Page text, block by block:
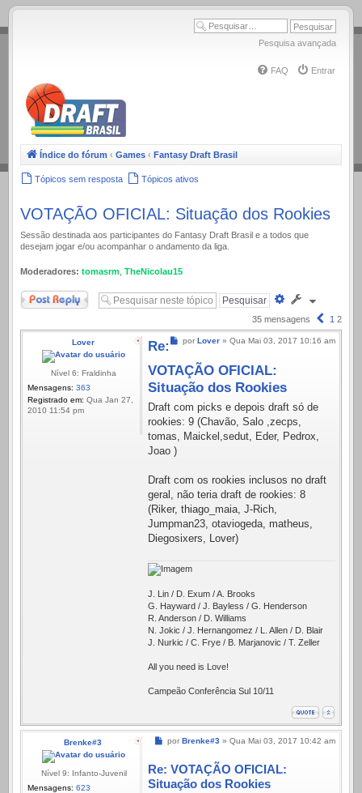
.
Pesquisa avançada
FAQ Entrar
Índice do fórum ‹ Games ‹ Fantasy Draft Brasil
Tópicos sem resposta Tópicos ativos
VOTAÇÃO OFICIAL: Situação dos Rookies
Sessão destinada aos participantes do Fantasy Draft Brasil e a todos que
desejam jogar e/ou acompanhar o andamento da liga.
Moderadores: tomasrm TheNicolau15
Responder
Pesquisa
avançada
35 mensagens Anterior
1 2
Lover
Nível 6: Fraldinha
Mensagens: 363
Registrado em: Qua Jan 27,
2010 11:54 pm
Mensagem
por Lover » Qua Mai 03, 2017 10:16 am
Re:
VOTAÇÃO OFICIAL:
Situação dos Rookies
Draft com picks e depois draft só de
rookies: 9 (Chavão, Salo ,zecps,
tomas, Maickel,sedut, Eder, Pedrox,
Joao )
Draft com os rookies inclusos no draft
geral, não teria draft de rookies: 8
(Riker, thiago_maia, J-Rich,
Jumpman23, otaviogeda, matheus,
Diegosixers, Lover)
J. Lin / D. Exum / A. Brooks
G. Hayward / J. Bayless / G. Henderson
R. Anderson / D. Williams
N. Jokic / J. Hernangomez / L. Allen / D. Blair
J. Nurkic / C. Frye / B. Marjanovic / T. Zeller
All you need is Love!
Campeão Conferência Sul 10/11
Brenke#3
Nível 9: Infanto-Juvenil
Mensagens: 623
Mensagem
por Brenke#3 » Qua Mai 03, 2017 10:42 am
Re: VOTAÇÃO OFICIAL:
Situação dos Rookies